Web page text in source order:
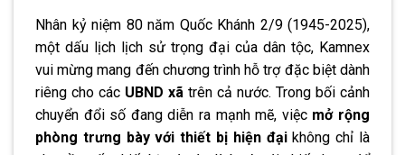
Nhân kỷ niệm 80 năm Quốc Khánh 2/9 (1945-2025),
một dấu lịch lịch sử trọng đại của dân tộc, Kamnex
vui mừng mang đến chương trình hỗ trợ đặc biệt dành
riêng cho các UBND xã trên cả nước. Trong bối cảnh
chuyển đổi số đang diễn ra mạnh mẽ, việc mở rộng
phòng trưng bày với thiết bị hiện đạikhông chỉ là